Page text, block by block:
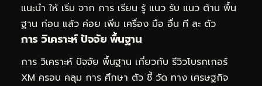
แนะนำ ให้ เริ่ม จาก การ เรียน รู้ แนว รับ แนว ต้าน พื้น
ฐาน ก่อน แล้ว ค่อย เพิ่ม เครื่อง มือ อื่น ที ละ ตัว
การ วิเคราะห์ ปัจจัย พื้นฐาน
การ วิเคราะห์ ปัจจัย พื้นฐาน เกี่ยวกับ รีวิวโบรกเกอร์
XM ครอบ คลุม การ ศึกษา ตัว ชี้ วัด ทาง เศรษฐกิจ